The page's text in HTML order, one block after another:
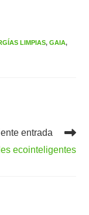
LIMPIAS, GAIA,
entrada
ecointeligentes